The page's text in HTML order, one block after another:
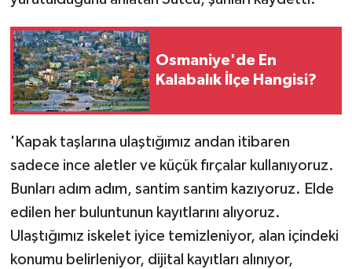
Osmaniye'de En
Kalabalık İlçe Hangisi?
'Kapak taşlarına ulaştığımız andan itibaren
sadece ince aletler ve küçük fırçalar kullanıyoruz.
Bunları adım adım, santim santim kazıyoruz. Elde
edilen her buluntunun kayıtlarını alıyoruz.
Ulaştığımız iskelet iyice temizleniyor, alan içindeki
konumu belirleniyor, dijital kayıtları alınıyor,